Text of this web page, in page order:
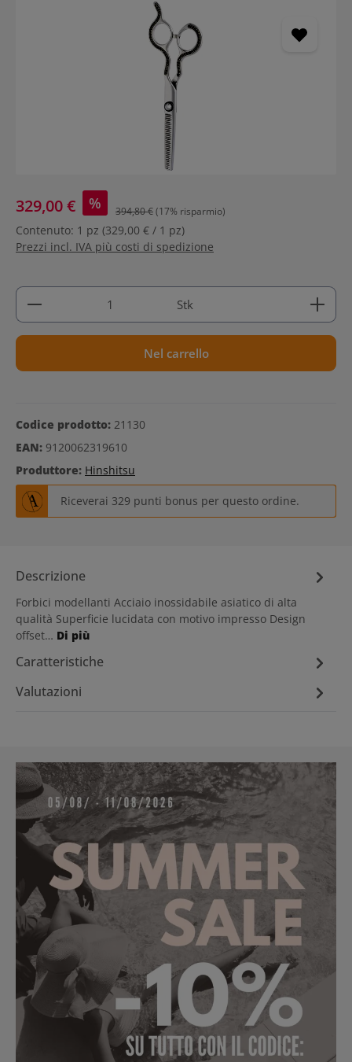
Salta la galleria di immagini
329,00 € % 394,80 €(17% risparmio)
Contenuto: 1 pz (329,00 € / 1 pz)
Prezzi incl. IVA più costi di spedizione
Quantità del prodotto: inserisci la quantità
Stk
Nel carrello
Codice prodotto: 21130
EAN: 9120062319610
Produttore: Hinshitsu
Riceverai 329 punti bonus per questo ordine.
Descrizione
Forbici modellanti Acciaio inossidabile asiatico di alta
qualità Superficie lucidata con motivo impresso Design
offset… Di più
Caratteristiche
Valutazioni